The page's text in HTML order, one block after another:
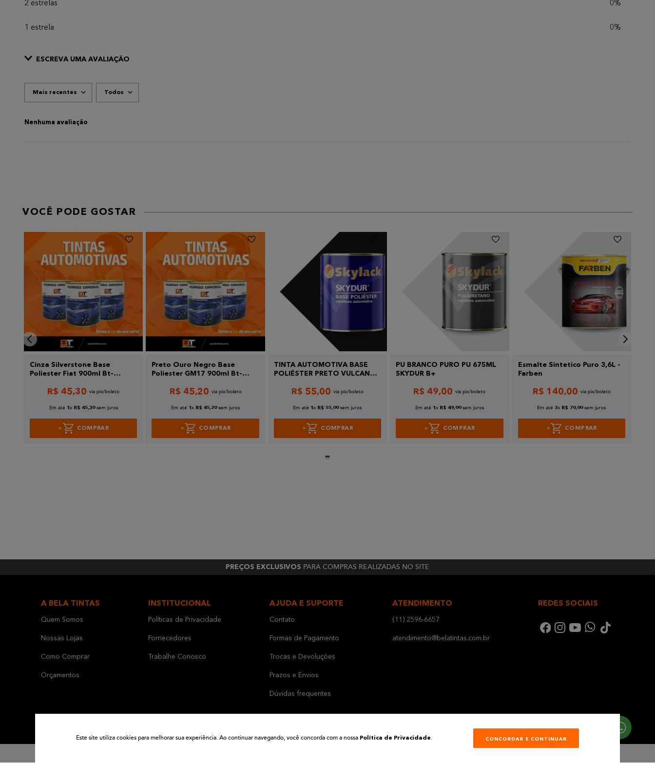
2 estrelas 0%
1 estrela 0%
ESCREVA UMA AVALIAÇÃO
Endereço de email
Escreva uma avaliação
Enviar avaliação
Mais recentes Todos
Nenhuma avaliação
VOCÊ PODE GOSTAR
Cinza Silverstone Base
Poliester Fiat 900ml Bt-
R$ 45,30
Em até 1 x R$ 45,30 sem juros
COMPRAR
Preto Ouro Negro Base
Poliester GM17 900ml Bt-
R$ 45,20
Em até 1x R$ 45,20 sem juros
COMPRAR
TINTA AUTOMOTIVA BASE
POLIÉSTER PRETO VULCANO
R$ 55,00
Em até 1x R$ 55,00 sem juros
COMPRAR
PU BRANCO PURO PU 675ML
SKYDUR B+
R$ 49,00
Em até 1 x R$ 49,00 sem juros
COMPRAR
Esmalte Sintetico Puro 3,6L -
Farben
R$ 140,00
Em até 2x R$ 70,00 sem juros
COMPRAR
PREÇOS EXCLUSIVOS PARA COMPRAS REALIZADAS NO SITE
A BELA TINTAS
Quem Somos
Nossas Lojas
Como Comprar
Orçamentos
INSTITUCIONAL
Políticas de Privacidade
Fornecedores
Trabalhe Conosco
AJUDA E SUPORTE
Contato
Formas de Pagamento
Trocas e Devoluções
Prazos e Envios
Dúvidas frequentes
ATENDIMENTO
(11) 2596-6657
atendimento@belatintas.com.br
REDES SOCIAIS
Este site utiliza cookies para melhorar sua experiência. Ao continuar navegando, você concorda com a nossa Política de Privacidade. CONCORDAR E CONTINUAR